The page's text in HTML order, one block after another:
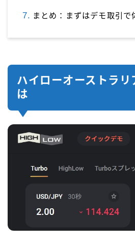
まとめ：まずはデモ取引で
ハイローオーストラリ
は